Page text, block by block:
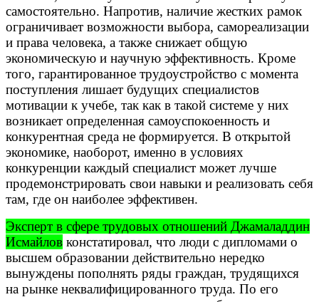
самостоятельно. Напротив, наличие жестких рамок
ограничивает возможности выбора, самореализации
и права человека, а также снижает общую
экономическую и научную эффективность. Кроме
того, гарантированное трудоустройство с момента
поступления лишает будущих специалистов
мотивации к учебе, так как в такой системе у них
возникает определенная самоуспокоенность и
конкурентная среда не формируется. В открытой
экономике, наоборот, именно в условиях
конкуренции каждый специалист может лучше
продемонстрировать свои навыки и реализовать себя
там, где он наиболее эффективен.
Эксперт в сфере трудовых отношений Джамаладдин
Исмайлов констатировал, что люди с дипломами о
высшем образовании действительно нередко
вынуждены пополнять ряды граждан, трудящихся
на рынке неквалифицированного труда. По его